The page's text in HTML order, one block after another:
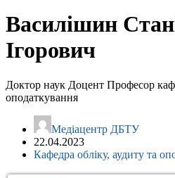
Василішин
Ігорович
Доктор наук Доцент Професор
оподаткування
Mедіацентр ДБТУ
22.04.2023
Кафедра обліку, аудиту та